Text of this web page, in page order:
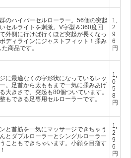
のハイパーセルローラー。56個の突起
セルライトを刺激。V字型＆360度回
外側に行けば行くほど突起が長くなっ
ディラインにジャストフィット！揉み
商品です。
1,
2
9
6
円
に最適なくの字形状になっているレッ
。足首から太ももまで一気に揉みあげ
大きさで、突起も80個ついています。
もできる足専用セルローラーです。
1,
0
5
8
円
と首筋を一気にマッサージできちゃう
とダブルローラーとシングルローラー
こともできちゃいます。小顔を目指す
1,
2
9
6
円